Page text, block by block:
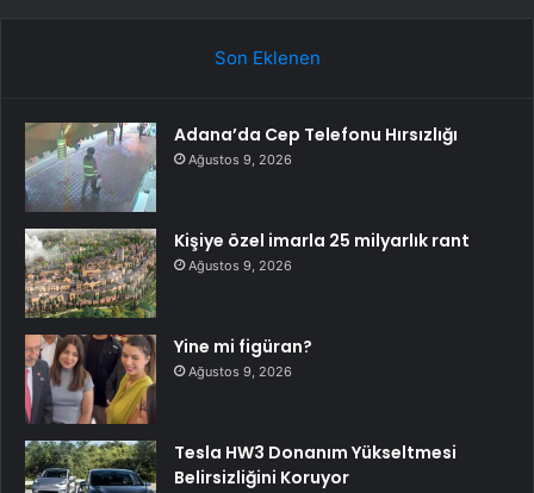
Son Eklenen
Adana’da Cep Telefonu Hırsızlığı
Ağustos 9, 2026
Kişiye özel imarla 25 milyarlık rant
Ağustos 9, 2026
Yine mi figüran?
Ağustos 9, 2026
Tesla HW3 Donanım Yükseltmesi
Belirsizliğini Koruyor